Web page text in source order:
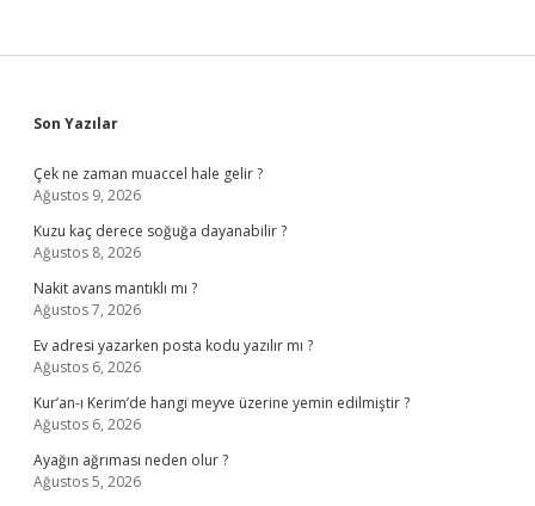
Sidebar
Son Yazılar
Çek ne zaman muaccel hale gelir ?
Ağustos 9, 2026
Kuzu kaç derece soğuğa dayanabilir ?
Ağustos 8, 2026
Nakit avans mantıklı mı ?
Ağustos 7, 2026
Ev adresi yazarken posta kodu yazılır mı ?
Ağustos 6, 2026
Kur’an-ı Kerim’de hangi meyve üzerine yemin edilmiştir ?
Ağustos 6, 2026
Ayağın ağrıması neden olur ?
Ağustos 5, 2026